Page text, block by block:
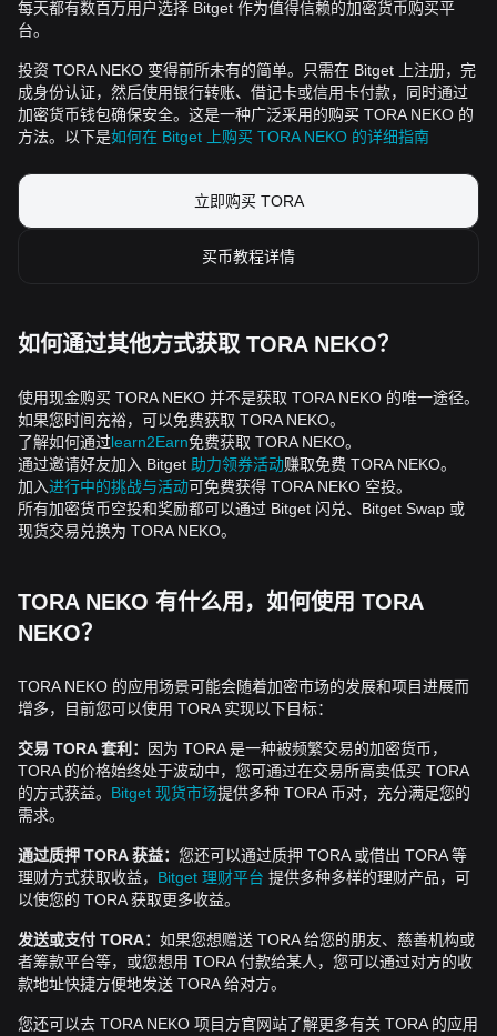
每天都有数百万用户选择 Bitget 作为值得信赖的加密货币购买平
台。
投资 TORA NEKO 变得前所未有的简单。只需在 Bitget 上注册，完
成身份认证，然后使用银行转账、借记卡或信用卡付款，同时通过
加密货币钱包确保安全。这是一种广泛采用的购买 TORA NEKO 的
方法。以下是如何在 Bitget 上购买 TORA NEKO 的详细指南
立即购买 TORA
买币教程详情
如何通过其他方式获取 TORA NEKO？
使用现金购买 TORA NEKO 并不是获取 TORA NEKO 的唯一途径。
如果您时间充裕，可以免费获取 TORA NEKO。
了解如何通过learn2Earn免费获取 TORA NEKO。
通过邀请好友加入 Bitget 助力领券活动赚取免费 TORA NEKO。
加入进行中的挑战与活动可免费获得 TORA NEKO 空投。
所有加密货币空投和奖励都可以通过 Bitget 闪兑、Bitget Swap 或
现货交易兑换为 TORA NEKO。
TORA NEKO 有什么用，如何使用 TORA
NEKO？
TORA NEKO 的应用场景可能会随着加密市场的发展和项目进展而
增多，目前您可以使用 TORA 实现以下目标：
交易 TORA 套利：
因为 TORA 是一种被频繁交易的加密货币，
TORA 的价格始终处于波动中，您可通过在交易所高卖低买 TORA
的方式获益。 Bitget 现货市场提供多种 TORA 币对，充分满足您的
需求。
通过质押 TORA 获益： 您还可以通过质押 TORA 或借出 TORA 等
理财方式获取收益， Bitget 理财平台 提供多种多样的理财产品，可
以使您的 TORA 获取更多收益。
发送或支付 TORA： 如果您想赠送 TORA 给您的朋友、慈善机构或
者筹款平台等，或您想用 TORA 付款给某人，您可以通过对方的收
款地址快捷方便地发送 TORA 给对方。
您还可以去 TORA NEKO 项目方官网站了解更多有关 TORA 的应用